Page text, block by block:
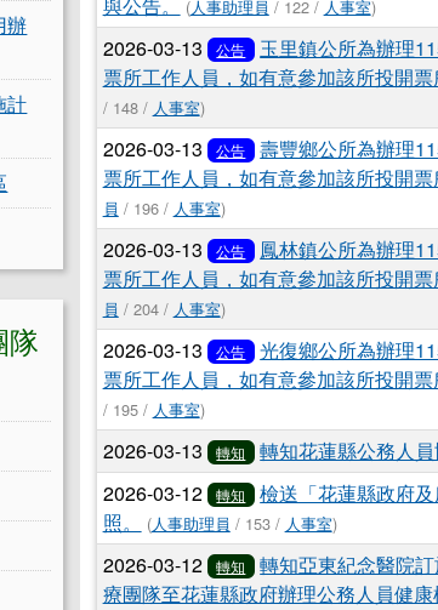
辦
計
(人事助理員 / 122 / 人事室)
2026-03-13 公告
玉里鎮公所為辦理
票所工作人員，如有意參加該所投開
/ 148 / 人事室)
2026-03-13 公告
壽豐鄉公所為辦理
票所工作人員，如有意參加該所投開
員 / 196 / 人事室)
2026-03-13 公告
鳳林鎮公所為辦理
票所工作人員，如有意參加該所投開
員 / 204 / 人事室)
2026-03-13 公告
光復鄉公所為辦理
票所工作人員，如有意參加該所投開
/ 195 / 人事室)
2026-03-13 轉知 轉知花蓮縣公務人
2026-03-12 轉知
檢送「花蓮縣政府
照。
(人事助理員 / 153 / 人事室)
2026-03-12 轉知
轉知亞東紀念醫院
療團隊至花蓮縣政府辦理公務人員健康